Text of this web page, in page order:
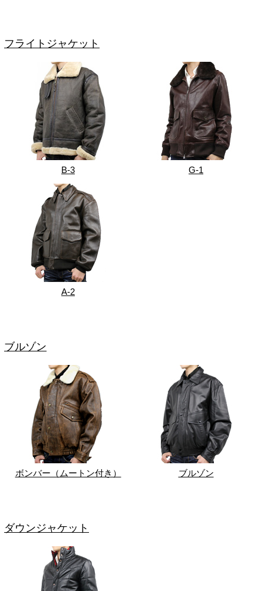
フライトジャケット
B-3 G-1
A-2
ブルゾン
ボンバー（ムートン付き） ブルゾン
ダウンジャケット